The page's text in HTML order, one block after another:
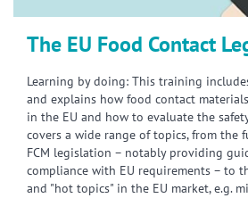
The EU Food Contact
Learning by doing: This training
and explains how food contact
in the EU and how to evaluate the
covers a wide range of topics, from the
FCM legislation – notably providing
compliance with EU requirements – to
and "hot topics" in the EU market, e.g.